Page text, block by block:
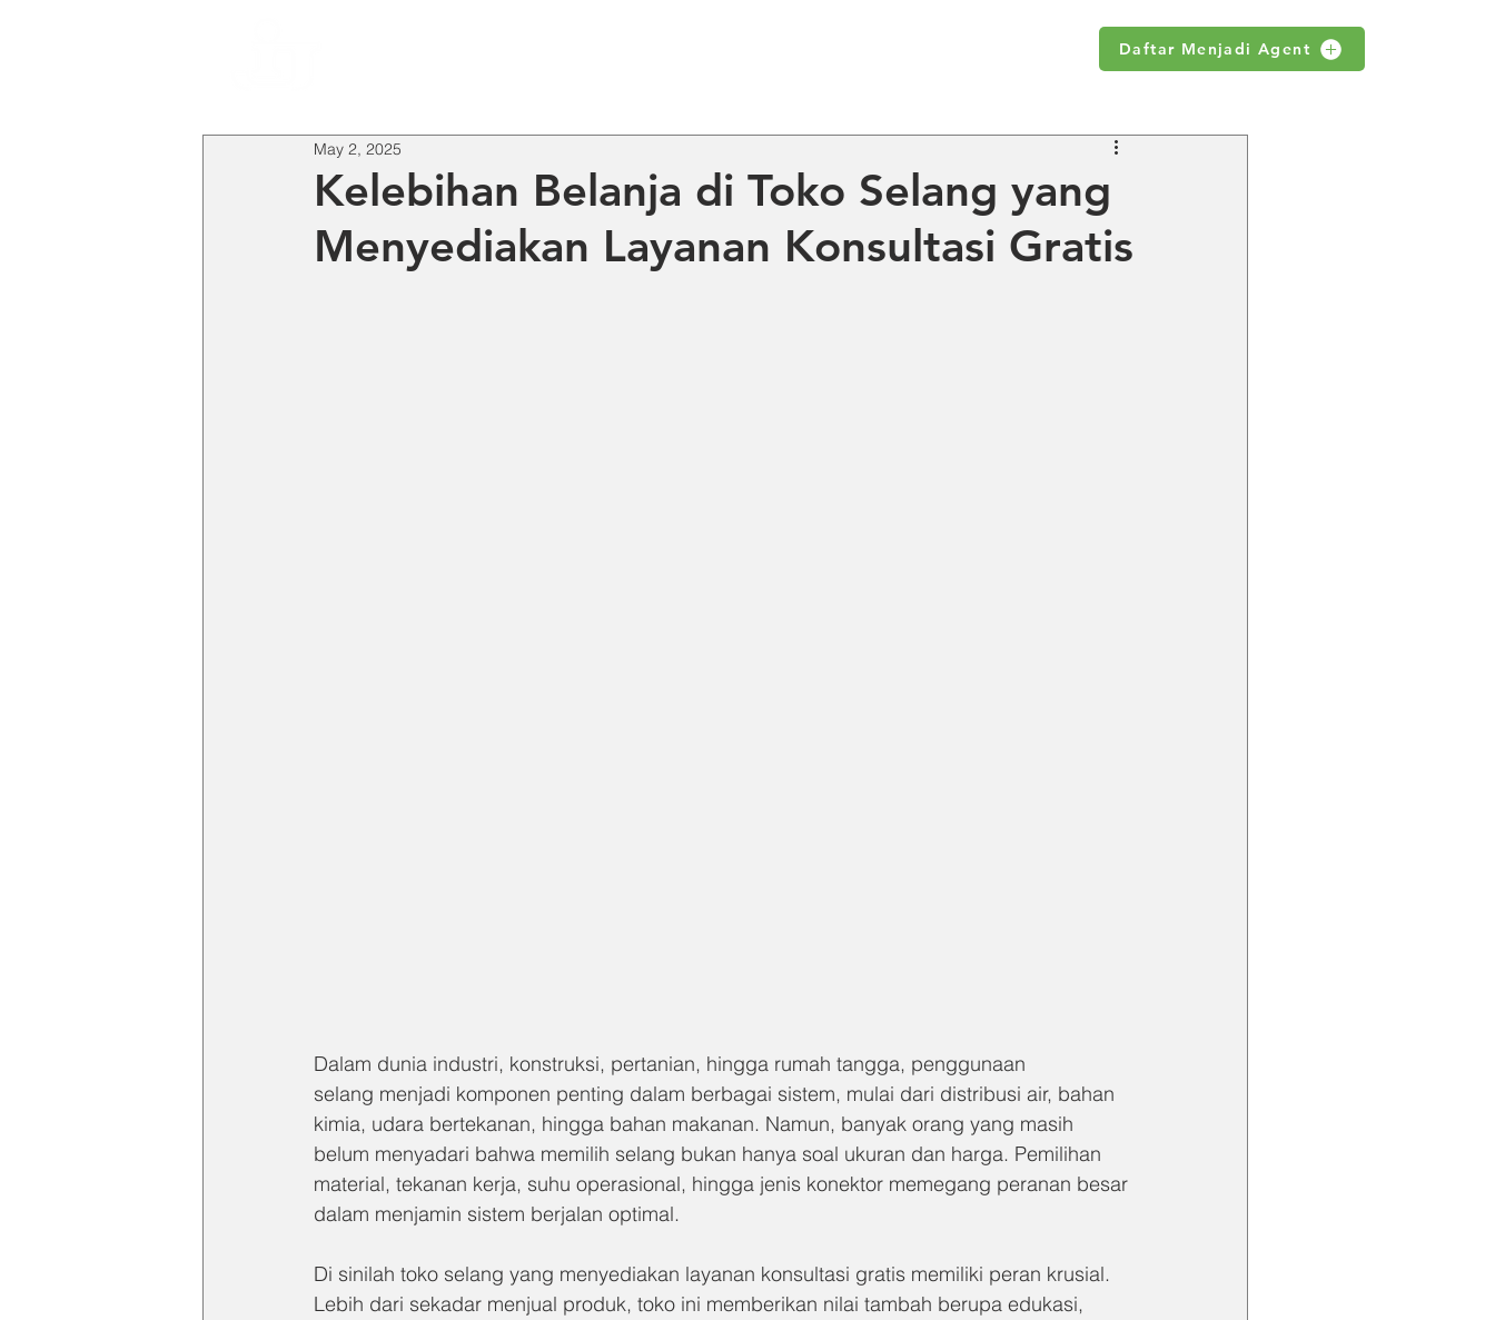
Daftar Menjadi Agent
Kelebihan Belanja di Toko Selang yang
Menyediakan Layanan Konsultasi Gratis
May 2, 2025
Dalam dunia industri, konstruksi, pertanian, hingga rumah tangga, penggunaan
selang menjadi komponen penting dalam berbagai sistem, mulai dari distribusi air, bahan
kimia, udara bertekanan, hingga bahan makanan. Namun, banyak orang yang masih
belum menyadari bahwa memilih selang bukan hanya soal ukuran dan harga. Pemilihan
material, tekanan kerja, suhu operasional, hingga jenis konektor memegang peranan besar
dalam menjamin sistem berjalan optimal.
Di sinilah toko selang yang menyediakan layanan konsultasi gratis memiliki peran krusial.
Lebih dari sekadar menjual produk, toko ini memberikan nilai tambah berupa edukasi,